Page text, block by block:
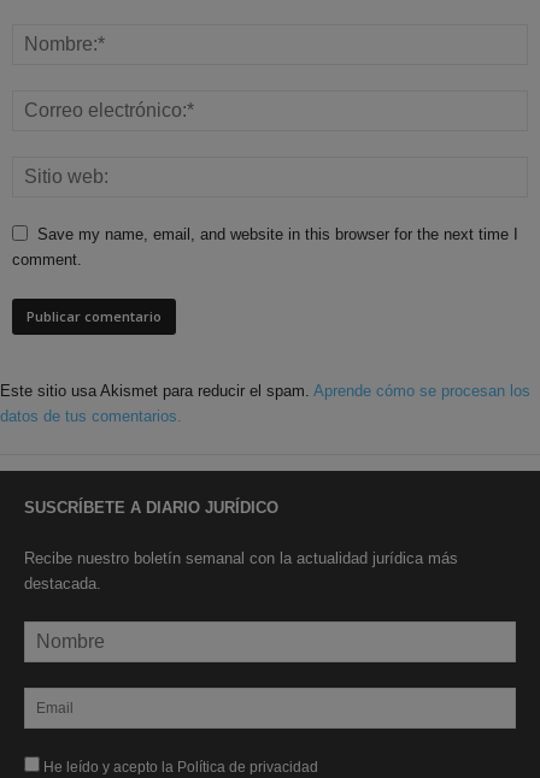
Save my name, email, and website in this browser for the next time I
comment.
Este sitio usa Akismet para reducir el spam. Aprende cómo se procesan los
datos de tus comentarios.
SUSCRÍBETE A DIARIO JURÍDICO
Recibe nuestro boletín semanal con la actualidad jurídica más
destacada.
He leído y acepto la Política de privacidad